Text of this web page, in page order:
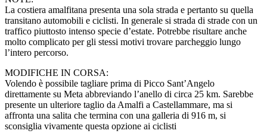
La costiera amalfitana presenta una sola strada e pertanto su quella
transitano automobili e ciclisti. In generale si strada di strade con un
traffico piuttosto intenso specie d’estate. Potrebbe risultare anche
molto complicato per gli stessi motivi trovare parcheggio lungo
l’intero percorso.
MODIFICHE IN CORSA:
Volendo è possibile tagliare prima di Picco Sant’Angelo
direttamente su Meta abbreviando l’anello di circa 25 km. Sarebbe
presente un ulteriore taglio da Amalfi a Castellammare, ma si
affronta una salita che termina con una galleria di 916 m, si
sconsiglia vivamente questa opzione ai ciclisti